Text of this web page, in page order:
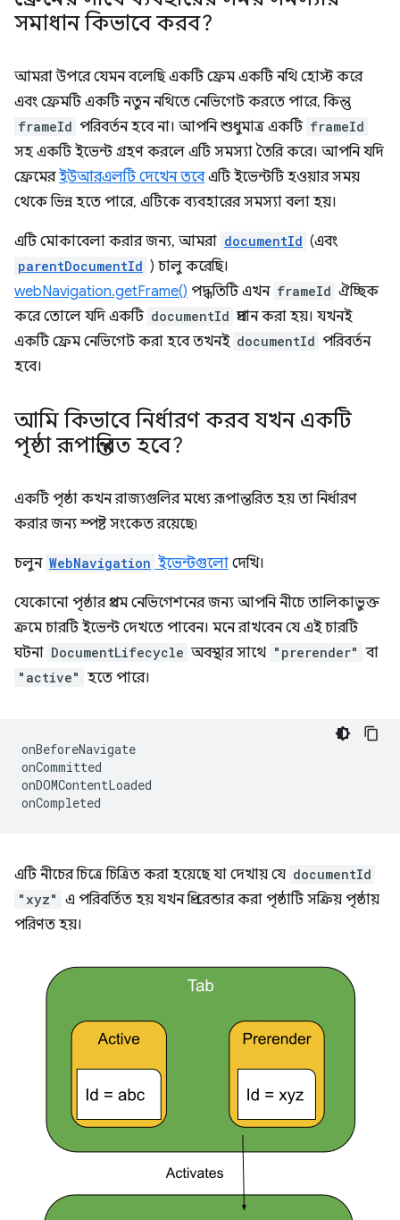
সমাধান কিভাবে করব?
আমরা উপরে যেমন বলেছি একটি ফ্রেম একটি নথি হোস্ট করে
এবং ফ্রেমটি একটি নতুন নথিতে নেভিগেট করতে পারে, কিন্তু
frameId পরিবর্তন হবে না। আপনি শুধুমাত্র একটি frameId
সহ একটি ইভেন্ট গ্রহণ করলে এটি সমস্যা তৈরি করে। আপনি যদি
ফ্রেমেরইউআরএলটি দেখেন তবেএটি ইভেন্টটি হওয়ার সময়
থেকে ভিন্ন হতে পারে, এটিকে ব্যবহারের সমস্যা বলা হয়।
এটি মোকাবেলা করার জন্য, আমরা documentId (এবং
parentDocumentId ) চালু করেছি।
webNavigation.getFrame() পদ্ধতিটি এখন frameId ঐচ্ছিক
করে তোলে যদি একটি documentId প্রদান করা হয়। যখনই
একটি ফ্রেম নেভিগেট করা হবে তখনই documentId পরিবর্তন
হবে।
আমি কিভাবে নির্ধারণ করব যখন একটি
পৃষ্ঠা রূপান্তরিত হবে?
একটি পৃষ্ঠা কখন রাজ্যগুলির মধ্যে রূপান্তরিত হয় তা নির্ধারণ
করার জন্য স্পষ্ট সংকেত রয়েছে৷
চলুন WebNavigation ইভেন্টগুলো দেখি।
যেকোনো পৃষ্ঠার প্রথম নেভিগেশনের জন্য আপনি নীচে তালিকাভুক্ত
ক্রমে চারটি ইভেন্ট দেখতে পাবেন। মনে রাখবেন যে এই চারটি
ঘটনা DocumentLifecycle অবস্থার সাথে "prerender" বা
"active" হতে পারে।
onBeforeNavigate
onCommitted
onDOMContentLoaded
onCompleted
এটি নীচের চিত্রে চিত্রিত করা হয়েছে যা দেখায় যে documentId
"xyz" এ পরিবর্তিত হয় যখন প্রি-রেন্ডার করা পৃষ্ঠাটি সক্রিয় পৃষ্ঠায়
পরিণত হয়।